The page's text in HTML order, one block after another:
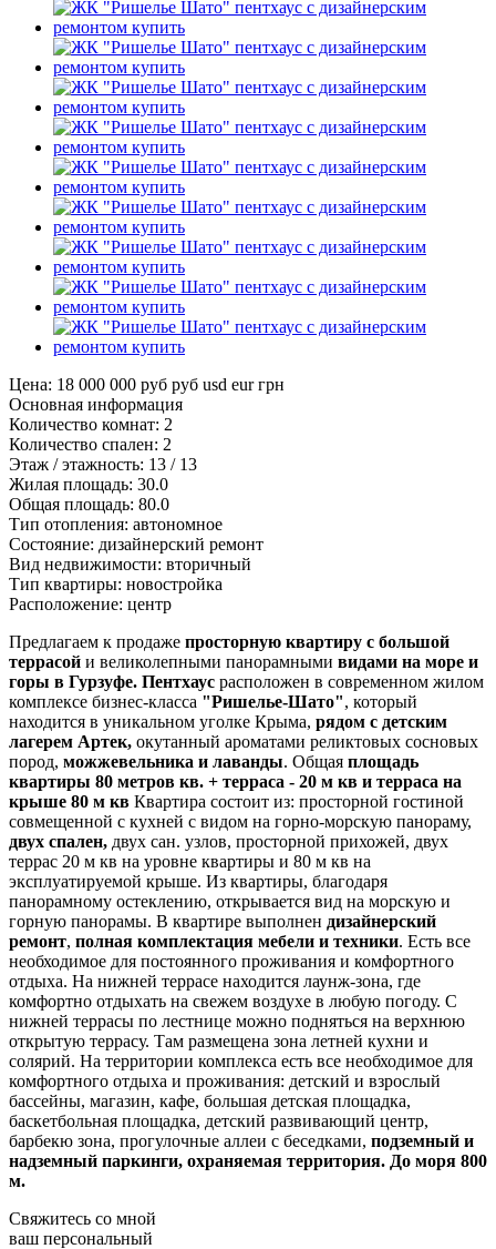
Цена: 18 000 000 руб руб usd eur грн
Основная информация
Количество комнат: 2
Количество спален: 2
Этаж / этажность: 13 / 13
Жилая площадь: 30.0
Общая площадь: 80.0
Тип отопления: автономное
Состояние: дизайнерский ремонт
Вид недвижимости: вторичный
Тип квартиры: новостройка
Расположение: центр
Предлагаем к продаже просторную квартиру с большой
террасой и великолепными панорамными видами на море и
горы в Гурзуфе. Пентхаус расположен в современном жилом
комплексе бизнес-класса "Ришелье-Шато", который
находится в уникальном уголке Крыма, рядом с детским
лагерем Артек, окутанный ароматами реликтовых сосновых
пород, можжевельника и лаванды. Общая площадь
квартиры 80 метров кв. + терраса - 20 м кв и терраса на
крыше 80 м кв Квартира состоит из: просторной гостиной
совмещенной с кухней с видом на горно-морскую панораму,
двух спален, двух сан. узлов, просторной прихожей, двух
террас 20 м кв на уровне квартиры и 80 м кв на
эксплуатируемой крыше. Из квартиры, благодаря
панорамному остеклению, открывается вид на морскую и
горную панорамы. В квартире выполнен дизайнерский
ремонт, полная комплектация мебели и техники. Есть все
необходимое для постоянного проживания и комфортного
отдыха. На нижней террасе находится лаунж-зона, где
комфортно отдыхать на свежем воздухе в любую погоду. С
нижней террасы по лестнице можно подняться на верхнюю
открытую террасу. Там размещена зона летней кухни и
солярий. На территории комплекса есть все необходимое для
комфортного отдыха и проживания: детский и взрослый
бассейны, магазин, кафе, большая детская площадка,
баскетбольная площадка, детский развивающий центр,
барбекю зона, прогулочные аллеи с беседками, подземный и
надземный паркинги, охраняемая территория. До моря 800
м.
Свяжитесь со мной
ваш персональный